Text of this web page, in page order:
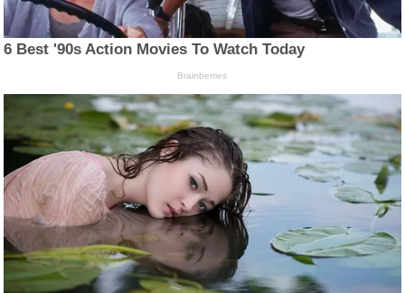
6 Best '90s Action Movies To Watch Today
Brainberries